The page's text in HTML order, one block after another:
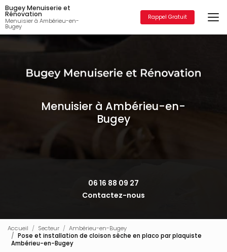
Aller
au
contenu
principal
Bugey Menuiserie et
Rénovation
Menuisier à Ambérieu-en-
Bugey
Rappel Gratuit
Menuisier à Ambérieu-en-
Bugey
06 16 88 09 27
Contactez-nous
Accueil Secteur
Ambérieu-en-Bugey
Pose et installation de cloison sèche en placo par plaquiste
Ambérieu-en-Bugey